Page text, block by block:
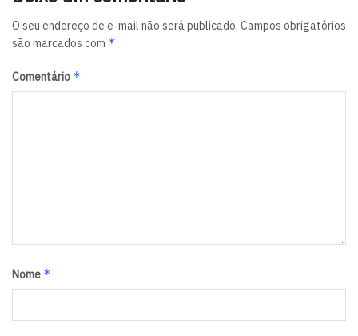
Imobiliário da Bahia.
Tags: destaque
O seu endereço de e-mail não será publicado. Campos obrigatórios
são marcados com *
Comentário *
Nome *